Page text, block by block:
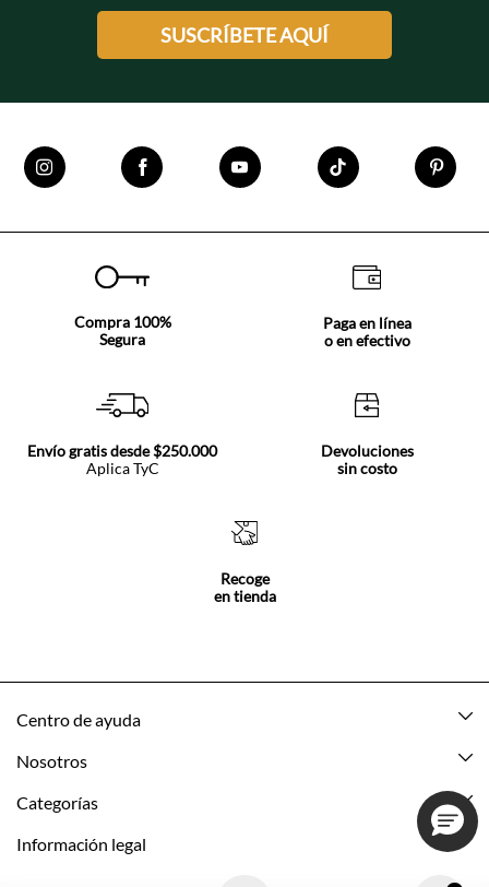
SUSCRÍBETE AQUÍ
Compra 100%
Segura
Paga en línea
o en efectivo
Envío gratis desde $250.000
Aplica TyC
Devoluciones
sin costo
Recoge
en tienda
Centro de ayuda
Mis pedidos
Nosotros
Acerca de Tennis
Categorías
Nuevo
Información legal